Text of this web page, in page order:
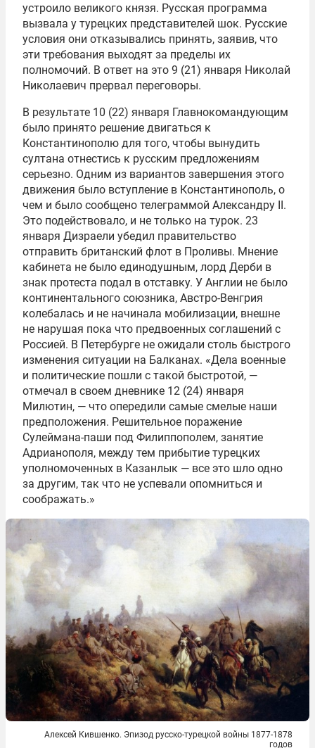
устроило великого князя. Русская программа
вызвала у турецких представителей шок. Русские
условия они отказывались принять, заявив, что
эти требования выходят за пределы их
полномочий. В ответ на это 9 (21) января Николай
Николаевич прервал переговоры.
В результате 10 (22) января Главнокомандующим
было принято решение двигаться к
Константинополю для того, чтобы вынудить
султана отнестись к русским предложениям
серьезно. Одним из вариантов завершения этого
движения было вступление в Константинополь, о
чем и было сообщено телеграммой Александру II.
Это подействовало, и не только на турок. 23
января Дизраели убедил правительство
отправить британский флот в Проливы. Мнение
кабинета не было единодушным, лорд Дерби в
знак протеста подал в отставку. У Англии не было
континентального союзника, Австро-Венгрия
колебалась и не начинала мобилизации, внешне
не нарушая пока что предвоенных соглашений с
Россией. В Петербурге не ожидали столь быстрого
изменения ситуации на Балканах. «Дела военные
и политические пошли с такой быстротой, —
отмечал в своем дневнике 12 (24) января
Милютин, — что опередили самые смелые наши
предположения. Решительное поражение
Сулеймана-паши под Филиппополем, занятие
Адрианополя, между тем прибытие турецких
уполномоченных в Казанлык — все это шло одно
за другим, так что не успевали опомниться и
соображать.»
Алексей Кившенко. Эпизод русско-турецкой войны 1877-1878
годов